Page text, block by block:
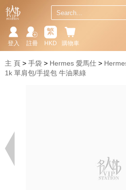
購物車
繁
HKD
註冊
登入
主 頁 手袋 Hermes 愛馬仕
1k 單肩包/手提包 牛油果綠